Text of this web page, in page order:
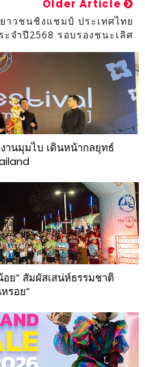
Older Article
าวชนชิงแชมป์ ประเทศไทย
ะจำปี2568 รอบรองชนะเลิศ
านมุมไบ เดินหน้ากลยุทธ์
ย” สัมผัสเสน่ห์ธรรมชาติ
รอย”